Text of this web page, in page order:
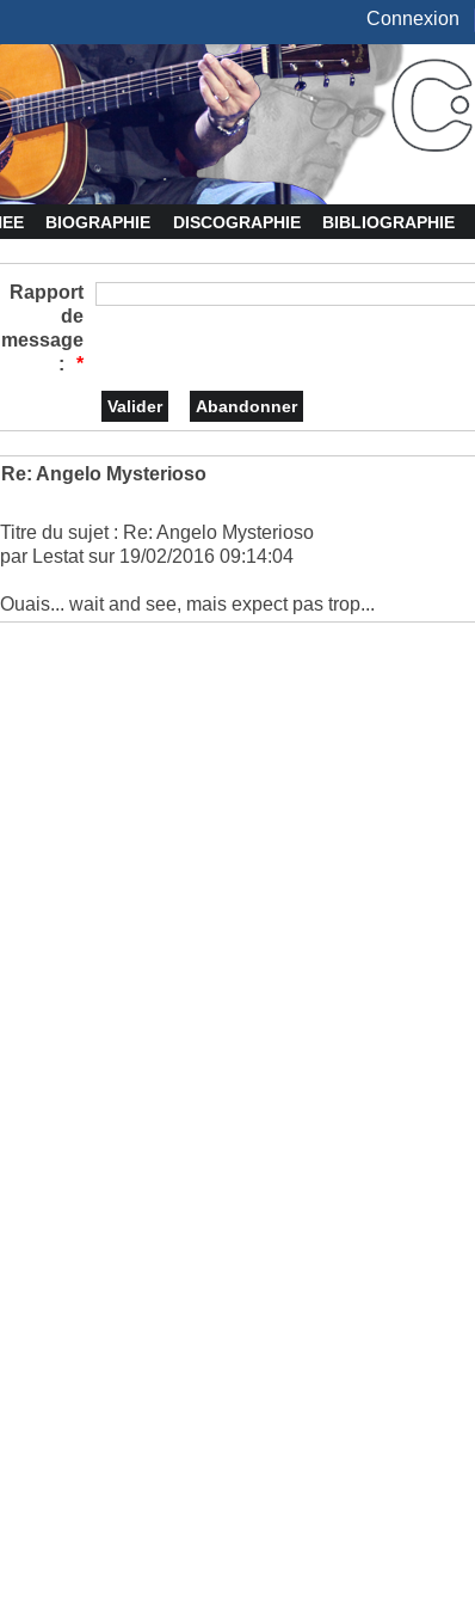
Connexion
BIOGRAPHIE DISCOGRAPHIE BIBLIOGRAPHIE
Rapport
de
message
:
*
Re: Angelo Mysterioso
Titre du sujet : Re: Angelo Mysterioso
par Lestat sur 19/02/2016 09:14:04
Ouais... wait and see, mais expect pas trop...